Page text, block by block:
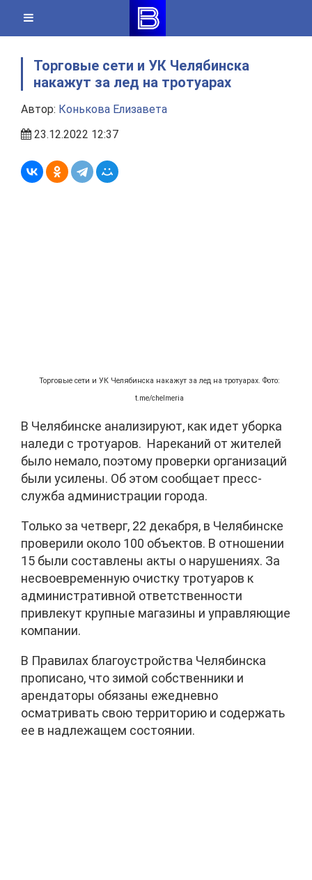
content
Торговые сети и УК Челябинска
накажут за лед на тротуарах
Автор: Конькова Елизавета
23.12.2022 12:37
Торговые сети и УК Челябинска накажут за лед на тротуарах. Фото:
t.me/chelmeria
В Челябинске анализируют, как идет уборка
наледи с тротуаров. Нареканий от жителей
было немало, поэтому проверки организаций
были усилены. Об этом сообщает пресс-
служба администрации города.
Только за четверг, 22 декабря, в Челябинске
проверили около 100 объектов. В отношении
15 были составлены акты о нарушениях. За
несвоевременную очистку тротуаров к
административной ответственности
привлекут крупные магазины и управляющие
компании.
В Правилах благоустройства Челябинска
прописано, что зимой собственники и
арендаторы обязаны ежедневно
осматривать свою территорию и содержать
ее в надлежащем состоянии.